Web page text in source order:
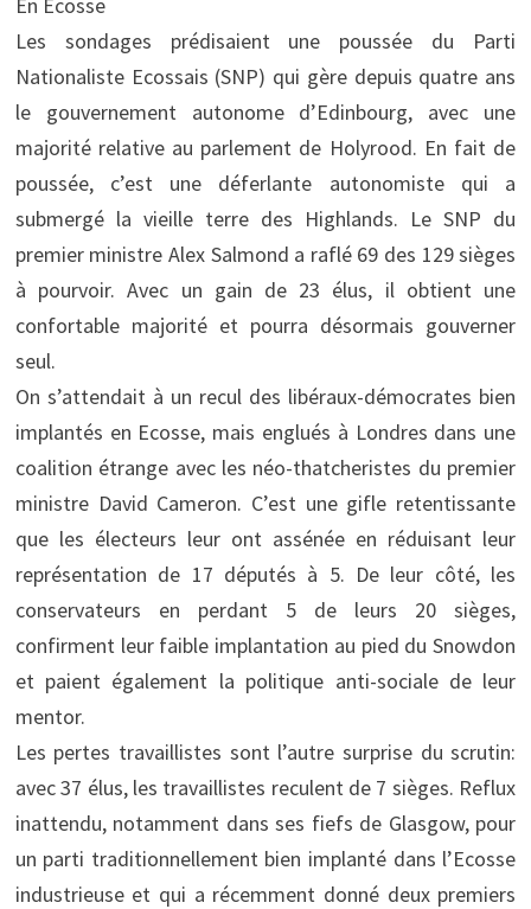
Les sondages prédisaient une poussée du Parti
Nationaliste Ecossais (SNP) qui gère depuis quatre ans
le gouvernement autonome d’Edinbourg, avec une
majorité relative au parlement de Holyrood. En fait de
poussée, c’est une déferlante autonomiste qui a
submergé la vieille terre des Highlands. Le SNP du
premier ministre Alex Salmond a raflé 69 des 129 sièges
à pourvoir. Avec un gain de 23 élus, il obtient une
confortable majorité et pourra désormais gouverner
seul.
On s’attendait à un recul des libéraux-démocrates bien
implantés en Ecosse, mais englués à Londres dans une
coalition étrange avec les néo-thatcheristes du premier
ministre David Cameron. C’est une gifle retentissante
que les électeurs leur ont assénée en réduisant leur
représentation de 17 députés à 5. De leur côté, les
conservateurs en perdant 5 de leurs 20 sièges,
confirment leur faible implantation au pied du Snowdon
et paient également la politique anti-sociale de leur
mentor.
Les pertes travaillistes sont l’autre surprise du scrutin:
avec 37 élus, les travaillistes reculent de 7 sièges. Reflux
inattendu, notamment dans ses fiefs de Glasgow, pour
un parti traditionnellement bien implanté dans l’Ecosse
industrieuse et qui a récemment donné deux premiers